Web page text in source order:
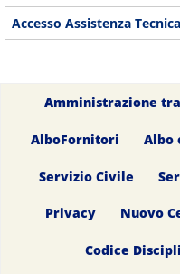
Accesso Assistenza
Amministrazione
AlboFornitori Albo
Servizio Civile
Privacy Nuovo
Codice